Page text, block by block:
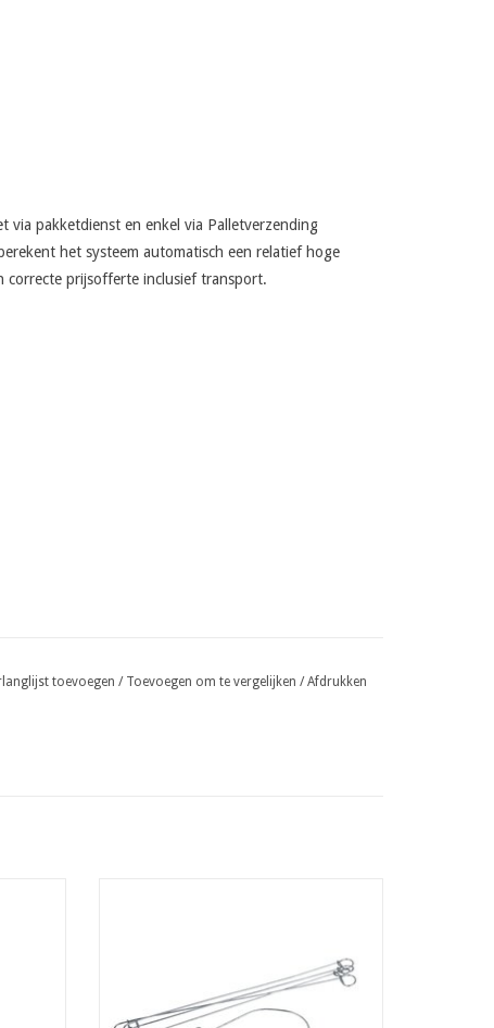
pakketdienst en enkel via Palletverzending
het systeem automatisch een relatief hoge
correcte prijsofferte inclusief transport.
toevoegen / Toevoegen om te vergelijken /Afdrukken